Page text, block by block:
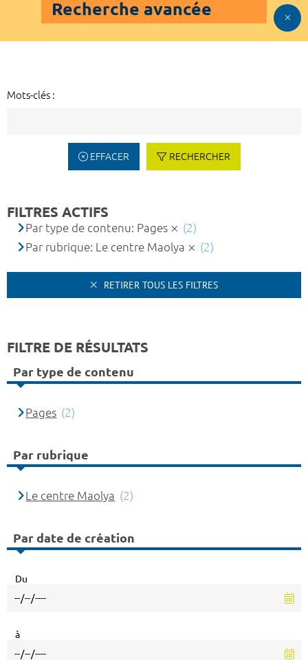
Recherche avancée
Mots-clés :
EFFACER RECHERCHER
FILTRES ACTIFS
Par type de contenu: Pages
(2)
Par rubrique: Le centre Maolya
(2)
RETIRER TOUS LES FILTRES
FILTRE DE RÉSULTATS
Par type de contenu
Pages (2)
Par rubrique
Le centre Maolya (2)
Par date de création
Du
à